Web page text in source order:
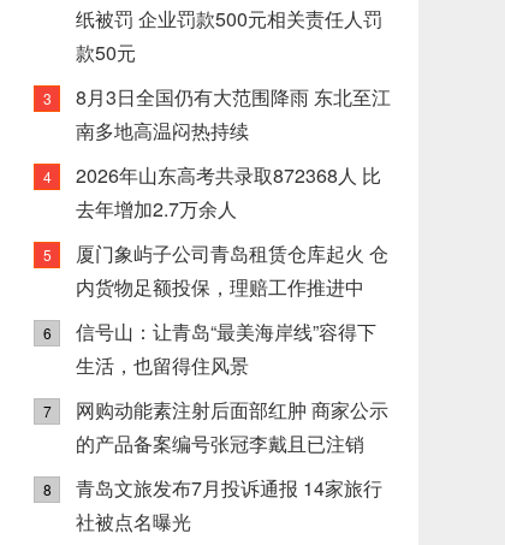
纸被罚 企业罚款500元相关责任人罚
款50元
3
8月3日全国仍有大范围降雨 东北至江
南多地高温闷热持续
4
2026年山东高考共录取872368人 比
去年增加2.7万余人
5
厦门象屿子公司青岛租赁仓库起火 仓
内货物足额投保，理赔工作推进中
6
信号山：让青岛“最美海岸线”容得下
生活，也留得住风景
7
网购动能素注射后面部红肿 商家公示
的产品备案编号张冠李戴且已注销
8
青岛文旅发布7月投诉通报 14家旅行
社被点名曝光